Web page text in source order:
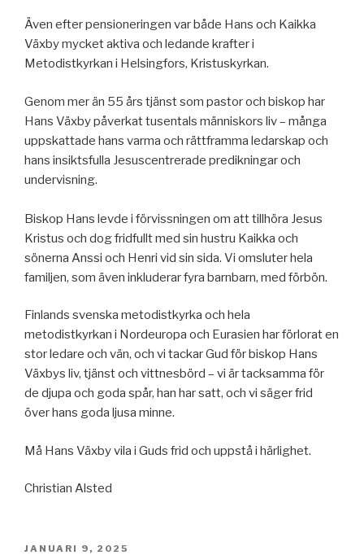
Även efter pensioneringen var både Hans och Kaikka
Växby mycket aktiva och ledande krafter i
Metodistkyrkan i Helsingfors, Kristuskyrkan.
Genom mer än 55 års tjänst som pastor och biskop har
Hans Växby påverkat tusentals människors liv – många
uppskattade hans varma och rättframma ledarskap och
hans insiktsfulla Jesuscentrerade predikningar och
undervisning.
Biskop Hans levde i förvissningen om att tillhöra Jesus
Kristus och dog fridfullt med sin hustru Kaikka och
sönerna Anssi och Henri vid sin sida. Vi omsluter hela
familjen, som även inkluderar fyra barnbarn, med förbön.
Finlands svenska metodistkyrka och hela
metodistkyrkan i Nordeuropa och Eurasien har förlorat en
stor ledare och vän, och vi tackar Gud för biskop Hans
Växbys liv, tjänst och vittnesbörd – vi är tacksamma för
de djupa och goda spår, han har satt, och vi säger frid
över hans goda ljusa minne.
Må Hans Växby vila i Guds frid och uppstå i härlighet.
Christian Alsted
PUBLICERAT
JANUARI 9, 2025